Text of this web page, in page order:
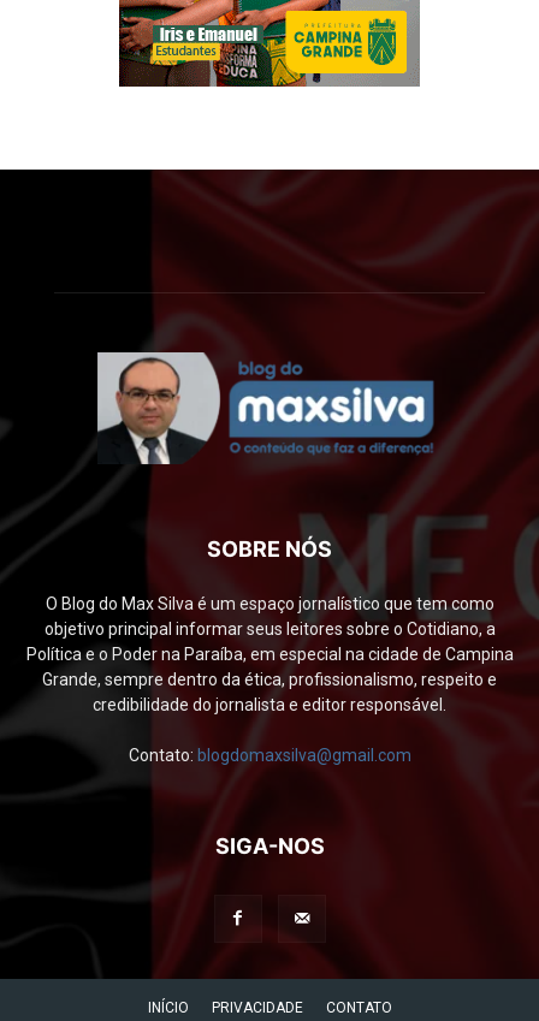
SOBRE NÓS
O Blog do Max Silva é um espaço jornalístico que tem como
objetivo principal informar seus leitores sobre o Cotidiano, a
Política e o Poder na Paraíba, em especial na cidade de Campina
Grande, sempre dentro da ética, profissionalismo, respeito e
credibilidade do jornalista e editor responsável.
Contato: blogdomaxsilva@gmail.com
SIGA-NOS
INÍCIO PRIVACIDADE CONTATO